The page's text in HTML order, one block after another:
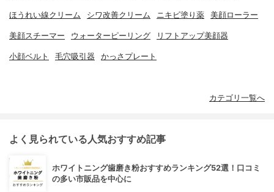
ほうれい線クリーム シワ改善クリーム ニキビ塗り薬 美顔ローラー
美顔スチーマー ウォーターピーリング リフトアップ美顔器
小顔ベルト 毛穴吸引器 かっさプレート
カテゴリ一覧へ
よく見られている人気おすすめ記事
ホワイトニング歯磨き粉おすすめランキング52選！口コミ
の多い市販品を中心に